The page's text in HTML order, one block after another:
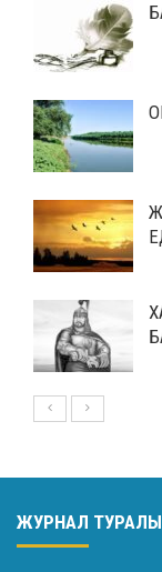
ЖУРНАЛ ТУРАЛЫ